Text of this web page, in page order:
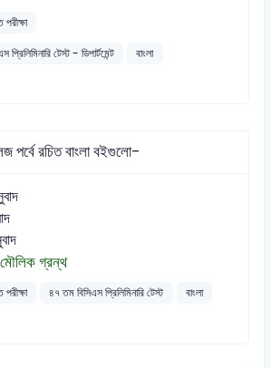
পরীক্ষা
টেস্ট - ডিপার্টমেন্ট
বাংলা
পর্বে রচিত বাংলা বইগুলো-
গ্রন্থ
পরীক্ষা ৪৭ তম বিসিএস প্রিলিমিনারি টেস্ট
বাংলা